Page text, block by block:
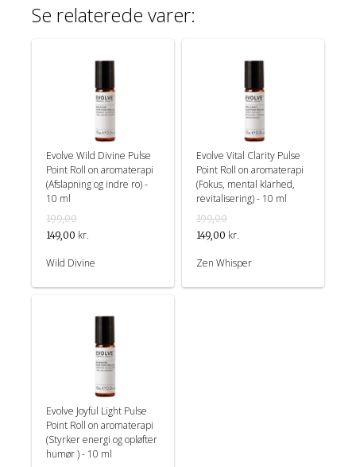
Se relaterede varer:
Evolve Wild Divine Pulse
Point Roll on aromaterapi
(Afslapning og indre ro) -
10 ml
199,00
149,00 kr.
Wild Divine
Evolve Vital Clarity Pulse
Point Roll on aromaterapi
(Fokus, mental klarhed,
revitalisering) - 10 ml
199,00
149,00 kr.
Zen Whisper
Evolve Joyful Light Pulse
Point Roll on aromaterapi
(Styrker energi og opløfter
humør ) - 10 ml